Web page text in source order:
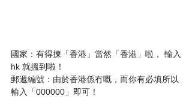
國家：有得揀「香港」當然「香港」啦， 輸入
hk 就搵到啦！
郵遞編號：由於香港係冇嘅，而你有必填所以
輸入「000000」即可！